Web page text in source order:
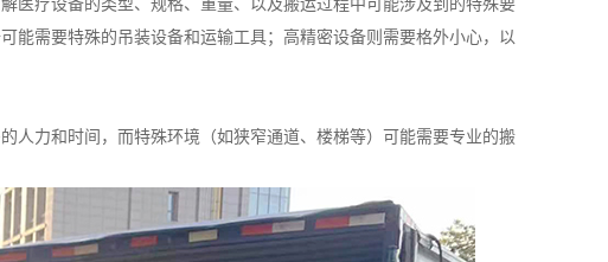
医疗设备的类型、规格、重量、以及搬运过程中可能涉及到的特殊要
能需要特殊的吊装设备和运输工具；高精密设备则需要格外小心，以
人力和时间，而特殊环境（如狭窄通道、楼梯等）可能需要专业的搬